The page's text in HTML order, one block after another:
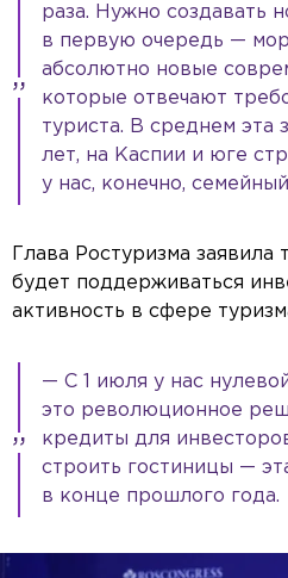
раза. Нужно создавать
в первую очередь —
абсолютно новые
которые отвечают
туриста. В среднем эта
лет, на Каспии и юге
у нас, конечно,
Глава Ростуризма заявила
будет поддерживаться
активность в сфере
— С 1 июля у нас
это революционное
кредиты для
строить гостиницы —
в конце прошлого года.